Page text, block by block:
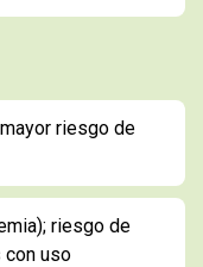
riesgo de
riesgo de
uso